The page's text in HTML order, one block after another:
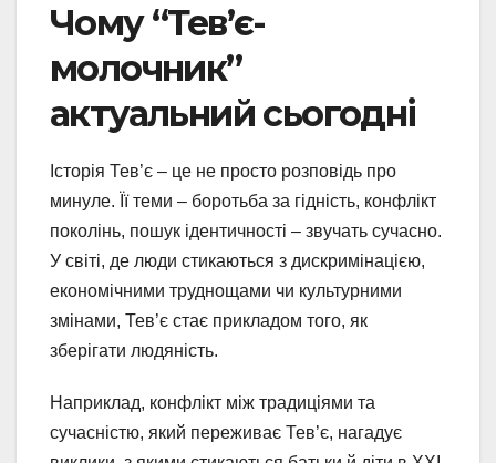
Чому “Тев’є-
молочник”
актуальний сьогодні
Історія Тев’є – це не просто розповідь про
минуле. Її теми – боротьба за гідність, конфлікт
поколінь, пошук ідентичності – звучать сучасно.
У світі, де люди стикаються з дискримінацією,
економічними труднощами чи культурними
змінами, Тев’є стає прикладом того, як
зберігати людяність.
Наприклад, конфлікт між традиціями та
сучасністю, який переживає Тев’є, нагадує